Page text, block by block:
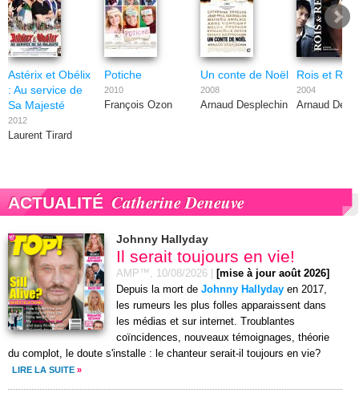
Astérix et Obélix
: Au service de
Sa Majesté
2012
Laurent Tirard
Potiche
2010
François Ozon
Un conte de Noël
2008
Arnaud Desplechin
Rois et
2004
Arnaud
ACTUALITÉ Catherine Deneuve
Johnny Hallyday
Il serait toujours en vie!
AMP™, 10/08/2026
[mise à jour août 2026]
Depuis la mort de Johnny Hallyday en 2017,
les rumeurs les plus folles apparaissent dans
les médias et sur internet. Troublantes
coïncidences, nouveaux témoignages, théorie
du complot, le doute s'installe : le chanteur serait-il toujours en vie?
LIRE LA SUITE »